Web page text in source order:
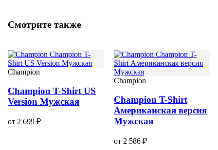
Смотрите также
Champion
Champion T-Shirt US
Version Мужская
от 2 699 ₽
Champion
Champion T-Shirt
Американская версия
Мужская
от 2 586 ₽